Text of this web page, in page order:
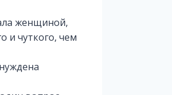
женщиной,
и чуткого, чем